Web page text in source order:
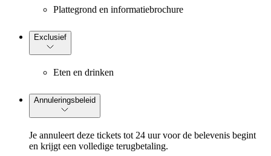
Plattegrond en informatiebrochure
Exclusief
Eten en drinken
Annuleringsbeleid
Je annuleert deze tickets tot 24 uur voor de belevenis begint
en krijgt een volledige terugbetaling.